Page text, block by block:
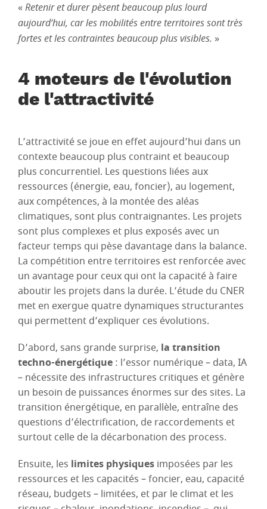
«Retenir et durer pèsent beaucoup plus lourd
aujourd’hui, car les mobilités entre territoires sont très
fortes et les contraintes beaucoup plus visibles. »
4 moteurs de l'évolution
de l'attractivité
L’attractivité se joue en effet aujourd’hui dans un
contexte beaucoup plus contraint et beaucoup
plus concurrentiel. Les questions liées aux
ressources (énergie, eau, foncier), au logement,
aux compétences, à la montée des aléas
climatiques, sont plus contraignantes. Les projets
sont plus complexes et plus exposés avec un
facteur temps qui pèse davantage dans la balance.
La compétition entre territoires est renforcée avec
un avantage pour ceux qui ont la capacité à faire
aboutir les projets dans la durée. L’étude du CNER
met en exergue quatre dynamiques structurantes
qui permettent d’expliquer ces évolutions.
D’abord, sans grande surprise, la transition
techno-énergétique : l’essor numérique – data, IA
– nécessite des infrastructures critiques et génère
un besoin de puissances énormes sur des sites. La
transition énergétique, en parallèle, entraîne des
questions d’électrification, de raccordements et
surtout celle de la décarbonation des process.
Ensuite, les limites physiques imposées par les
ressources et les capacités – foncier, eau, capacité
réseau, budgets – limitées, et par le climat et les